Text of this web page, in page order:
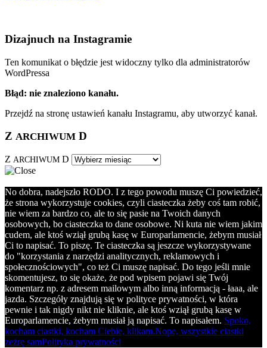
Dizajnuch na Instagramie
Ten komunikat o błędzie jest widoczny tylko dla administratorów
WordPressa
Błąd: nie znaleziono kanału.
Przejdź na stronę ustawień kanału Instagramu, aby utworzyć kanał.
Z ARCHIWUM D
Z ARCHIWUM D
No dobra, nadejszło RODO. I z tego powodu muszę Ci powiedzieć,
że strona wykorzystuje cookies, czyli ciasteczka żeby coś tam robić,
nie wiem za bardzo co, ale to się pasie na Twoich danych
osobowych, bo ciasteczka to dane osobowe. Ni kuta nie wiem jakim
cudem, ale ktoś wziął grubą kasę w Europarlamencie, żebym musiał
Ci to napisać. To piszę. Te ciasteczka są jeszcze wykorzystywane
do "korzystania z narzędzi analitycznych, reklamowych i
społecznościowych", co też Ci muszę napisać. Do tego jeśli mnie
skomentujesz, to się okaże, że pod wpisem pojawi się Twój
komentarz np. z adresem mailowym albo inną informacją - łaaa, ale
jazda. Szczegóły znajdują się w polityce prywatności, w która
pewnie i tak nigdy nikt nie kliknie, ale ktoś wziął grubą kasę w
Europarlamencie, żebym musiał ją napisać. To napisałem. Spoko,
kocham ciastki, kocham Ciebie, klikam.Nope, wszystkie ciastki
zeżrę samPolityka prywatności